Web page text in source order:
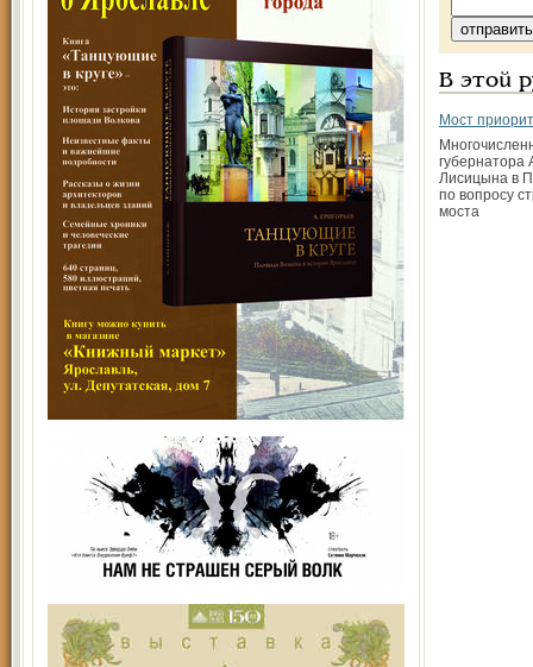
В этой
Мост
губернатора
Лисицына в
по вопросу
моста